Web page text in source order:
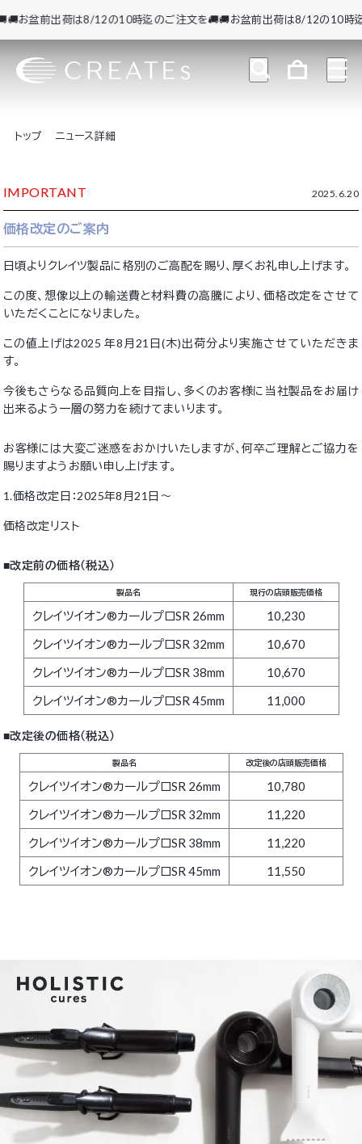
お盆前出荷は8/12の10時迄のご注文を🚚🚚お盆前出荷は8/12の10時迄
トップ ニュース詳細
IMPORTANT 2025.6.20
価格改定のご案内
日頃よりクレイツ製品に格別のご高配を賜り、厚くお礼申し上げます。
この度、想像以上の輸送費と材料費の高騰により、価格改定をさせて
いただくことになりました。
この値上げは2025 年8月21日(木)出荷分より実施させていただきま
す。
今後もさらなる品質向上を目指し、多くのお客様に当社製品をお届け
出来るよう一層の努力を続けてまいります。
お客様には大変ご迷惑をおかけいたしますが、何卒ご理解とご協力を
賜りますようお願い申し上げます。
1.価格改定日：2025年8月21日～
価格改定リスト
■改定前の価格（税込）
製品名 現行の店頭販売価格
クレイツイオン®カールプロSR 26mm
10,230
クレイツイオン®カールプロSR 32mm
10,670
クレイツイオン®カールプロSR 38mm
10,670
クレイツイオン®カールプロSR 45mm
11,000
■改定後の価格（税込）
製品名 改定後の店頭販売価格
クレイツイオン®カールプロSR 26mm
10,780
クレイツイオン®カールプロSR 32mm
11,220
クレイツイオン®カールプロSR 38mm
11,220
クレイツイオン®カールプロSR 45mm
11,550